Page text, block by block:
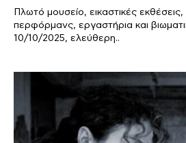
Πλωτό μουσείο, εικαστικές
περφόρμανς, εργαστήρια και
10/10/2025, ελεύθερη..